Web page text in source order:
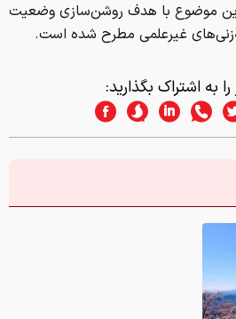
موضوع با هدف روشن‌سازی وضعیت
غیرعلمی مطرح شده است.
به اشتراک بگذارید: